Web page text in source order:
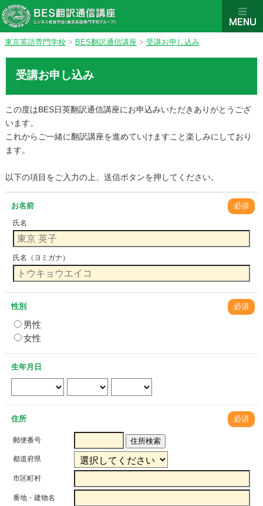
東京英語専門学校 > BES翻訳通信講座 > 受講お申し込み
受講お申し込み
この度はBES日英翻訳通信講座にお申込みいただきありがとうござ
います。
これからご一緒に翻訳講座を進めていけますこと楽しみにしており
ます。
以下の項目をご入力の上、送信ボタンを押してください。
お名前 必須
氏名
氏名（ヨミガナ）
性別 必須
男性
女性
生年月日
住所 必須
郵便番号 住所検索
都道府県
市区町村
番地・建物名